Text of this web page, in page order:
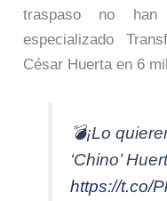
traspaso no
especializado
César Huerta en 6
💣¡Lo
‘Chino’
https://t.co/